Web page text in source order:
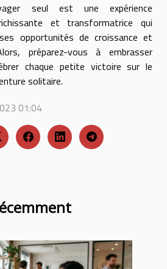
seul est une expérience
et transformatrice qui
opportunités de croissance et
préparez-vous à embrasser
chaque petite victoire sur le
solitaire.
01:04